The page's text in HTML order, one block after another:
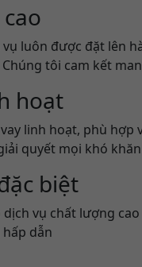
luôn được đặt lên
tôi cam kết
hoạt
linh hoạt, phù
quyết mọi khó
biệt
vụ chất lượng
dẫn